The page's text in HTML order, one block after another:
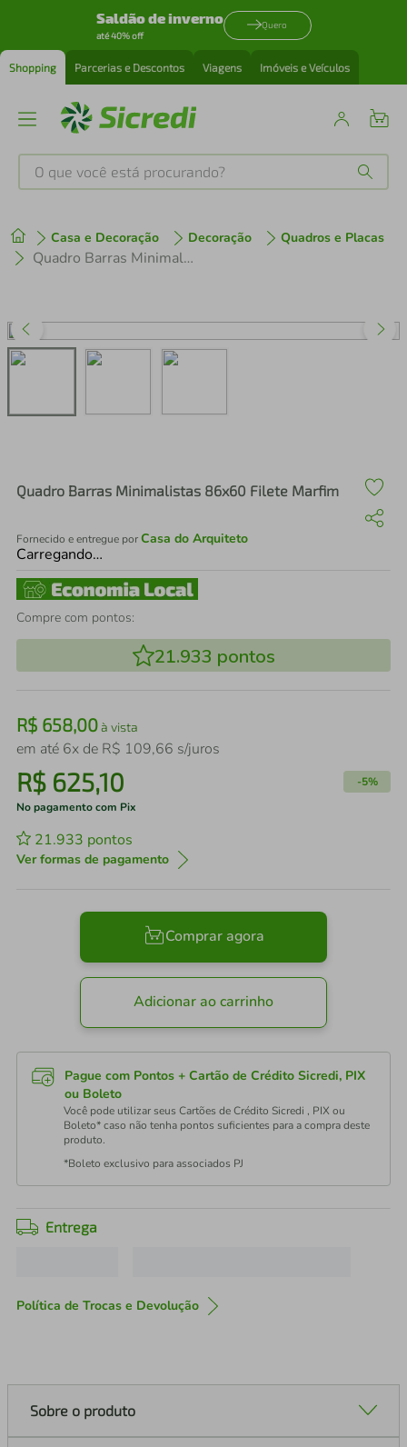
Saldão de inverno
até 40% off
Quero
Shopping Parcerias e Descontos Viagens Imóveis e Veículos
O que você está procurando?
Casa e Decoração Decoração Quadros e Placas
Quadro Barras Minimalistas 86x60 Filete Marfim
Quadro Barras Minimalistas 86x60 Filete Marfim
Fornecido e entregue porCasa do Arquiteto
Carregando…
Compre com pontos:
21.933 pontos
R$ 658,00à vista
em até 6x de R$ 109,66 s/juros
R$ 625,10 -5%
No pagamento com Pix
21.933 pontos
Ver formas de pagamento
Comprar agora
Adicionar ao carrinho
Pague com Pontos + Cartão de Crédito Sicredi, PIX
ou Boleto
Você pode utilizar seus Cartões de Crédito Sicredi , PIX ou
Boleto* caso não tenha pontos suficientes para a compra deste
produto.
*Boleto exclusivo para associados PJ
Entrega
Política de Trocas e Devolução
Sobre o produto
1º tenis
perfume